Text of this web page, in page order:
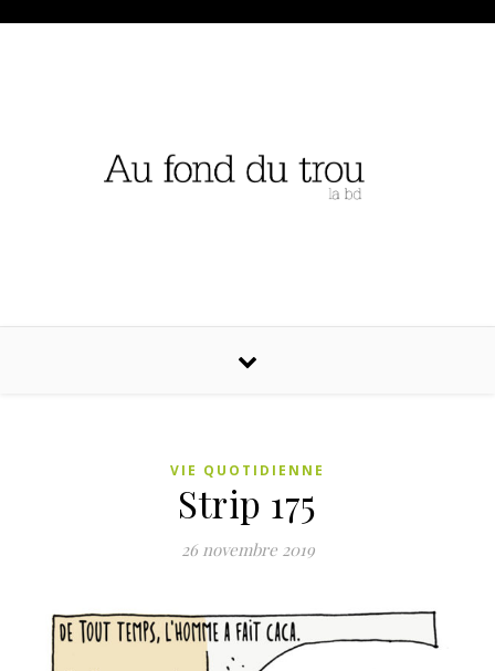
VIE QUOTIDIENNE
Strip 175
26 novembre 2019